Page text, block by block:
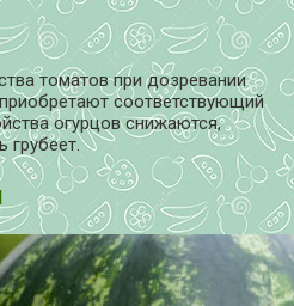
томатов при дозревании
соответствующий
огурцов снижаются,
грубеет.